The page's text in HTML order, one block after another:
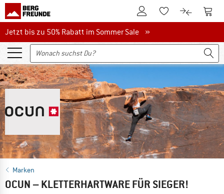
Zum KundenkontoZum Merkzettel.
Zum Zum
Jetzt bis zu 50% Rabatt im Sommer Sale
Jetzt bis zu 50% Rabatt im Sommer Sale »
Marken
OCUN – KLETTERHARTWARE FÜR SIEGER!